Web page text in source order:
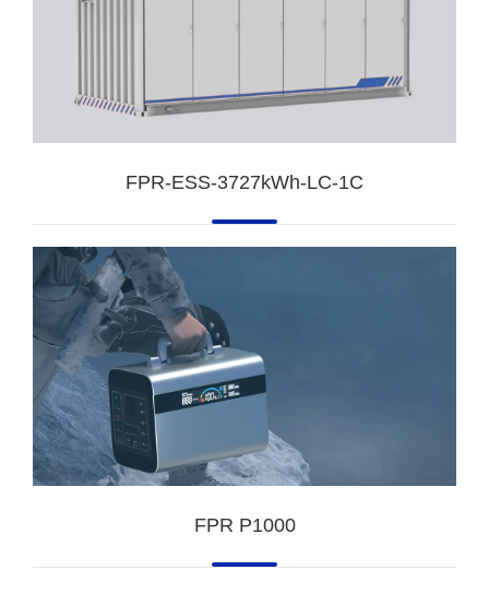
FPR-ESS-3727kWh-LC-1C
FPR P1000